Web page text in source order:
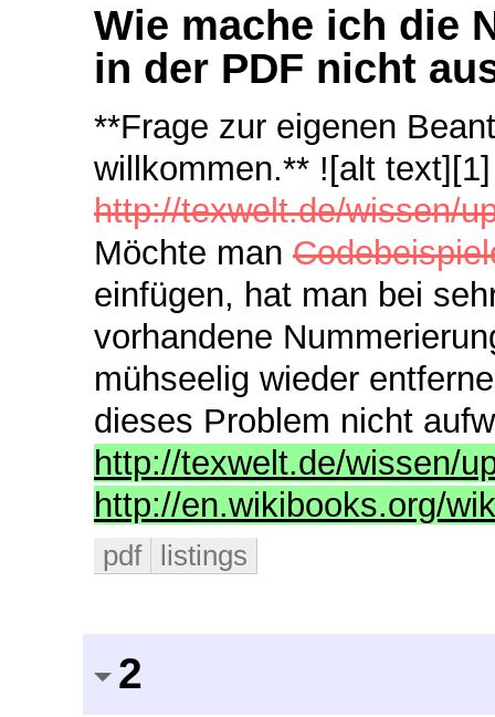
Wie mache ich die
in der PDF nicht
**Frage zur eigenen
willkommen.** ![alt
http://texwelt.de/wissen/
Möchte man
einfügen, hat man bei
vorhandene
mühseelig wieder
dieses Problem nicht
http://texwelt.de/wissen/
http://en.wikibooks.org/
pdf listings
2